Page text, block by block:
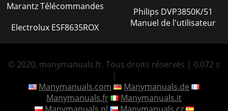
Marantz Télécommandes
Electrolux ESF8635ROX
Philips DVP3850K/51
Manuel de l'utilisateur
© 2020, manymanuals.fr. Tous droits réservés | 0.072 s
|
Manymanuals.com
Manymanuals.de
Manymanuals.fr
Manymanuals.it